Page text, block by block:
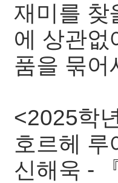
재미를 찾
에 상관없
품을 묶어
<2025학
호르헤 루
신해욱 -